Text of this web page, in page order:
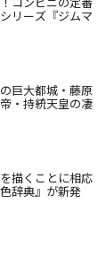
リーズ『ジムマ
巨大都城・藤原
・持統天皇の凄
描くことに相応
辞典』が新発